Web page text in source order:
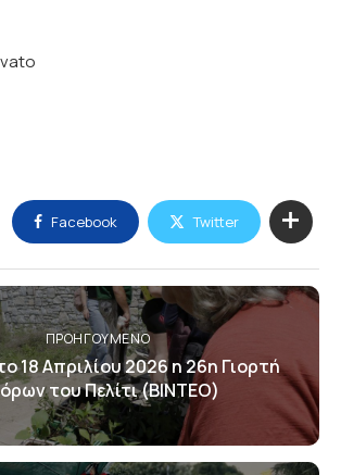
Facebook Twitter
ΠΡΟΗΓΟΎΜΕΝΟ
18 Απριλίου 2026 η 26η Γιορτή
του Πελίτι (ΒΙΝΤΕΟ)